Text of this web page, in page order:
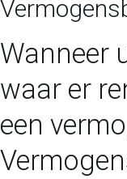
Wanneer
waar er
een